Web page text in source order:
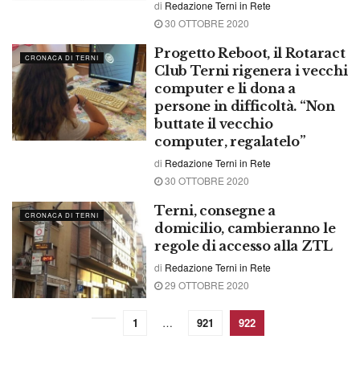
di Redazione Terni in Rete
30 OTTOBRE 2020
CRONACA DI TERNI
Progetto Reboot, il Rotaract
Club Terni rigenera i vecchi
computer e li dona a
persone in difficoltà. “Non
buttate il vecchio
computer, regalatelo”
di Redazione Terni in Rete
30 OTTOBRE 2020
CRONACA DI TERNI
Terni, consegne a
domicilio, cambieranno le
regole di accesso alla ZTL
di Redazione Terni in Rete
29 OTTOBRE 2020
1 … 921 922